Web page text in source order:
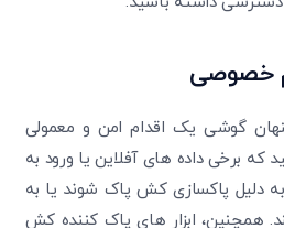
خصوصی
گوشی یک اقدام امن و معمولی
که برخی داده‌ های آفلاین یا ورود به
دلیل پاکسازی کش پاک شوند یا به
همچنین، ابزار های پاک‌ کننده کش